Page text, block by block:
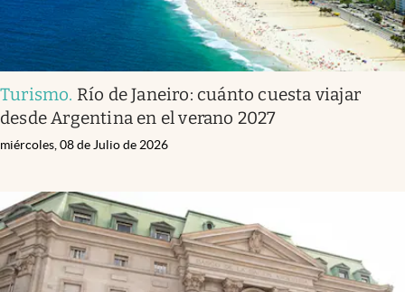
Turismo. Río de Janeiro: cuánto cuesta viajar
desde Argentina en el verano 2027
miércoles, 08 de Julio de 2026